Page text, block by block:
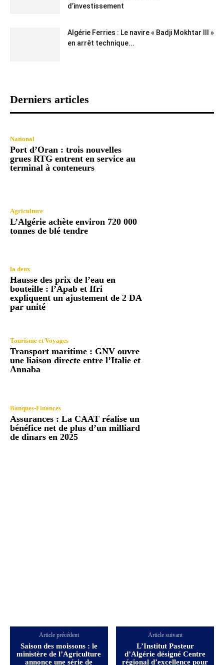
d’investissement
Algérie Ferries : Le navire « Badji Mokhtar III »
en arrêt technique...
Derniers articles
National
Port d’Oran : trois nouvelles
grues RTG entrent en service au
terminal à conteneurs
Agriculture
L’Algérie achète environ 720 000
tonnes de blé tendre
la deux
Hausse des prix de l’eau en
bouteille : l’Apab et Ifri
expliquent un ajustement de 2 DA
par unité
Tourisme et Voyages
Transport maritime : GNV ouvre
une liaison directe entre l’Italie et
Annaba
Banques-Finances
Assurances : La CAAT réalise un
bénéfice net de plus d’un milliard
de dinars en 2025
Article précédent
Saison des moissons : le
ministère de l’Agriculture
annonce une série de
Article suivant
L’Institut Pasteur
d’Algérie désigné Centre
régional d’excellence pour